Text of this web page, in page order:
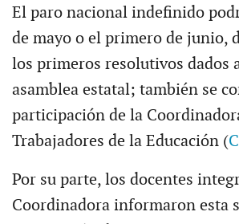
El paro nacional indefinido
de mayo o el primero de junio,
los primeros resolutivos dados
asamblea estatal; también se
participación de la
Trabajadores de la Educación (
Por su parte, los docentes
Coordinadora informaron esta